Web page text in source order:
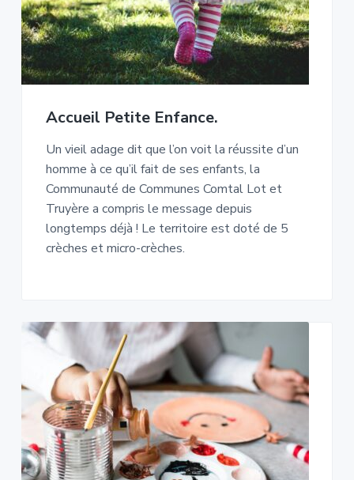
Accueil Petite Enfance.
Un vieil adage dit que l’on voit la réussite d’un
homme à ce qu’il fait de ses enfants, la
Communauté de Communes Comtal Lot et
Truyère a compris le message depuis
longtemps déjà ! Le territoire est doté de 5
crèches et micro-crèches.